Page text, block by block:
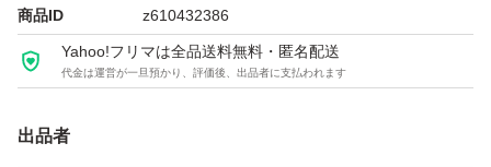
平らに調整し常温発送(ゆうポス)になりますので、配送中
の溶けなどあるかもしれませんがご了承ください(ゝω・)
チョコレート
商品ID z610432386
Yahoo!フリマは全品送料無料・匿名配送
代金は運営が一旦預かり、評価後、出品者に支払われます
出品者